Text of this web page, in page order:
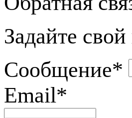
Задайте
Сообщение*
Email*